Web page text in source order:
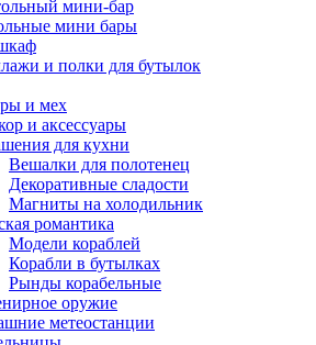
мини-бар
мини бары
и полки для бутылок
и мех
и аксессуары
для кухни
Вешалки для полотенец
Декоративные сладости
Магниты на холодильник
романтика
Модели кораблей
Корабли в бутылках
Рынды корабельные
оружие
метеостанции